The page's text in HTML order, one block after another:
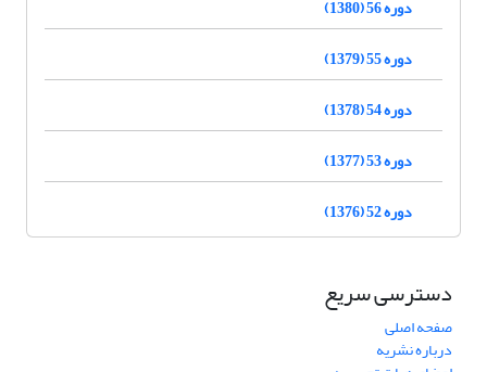
دوره 56 (1380)
دوره 55 (1379)
دوره 54 (1378)
دوره 53 (1377)
دوره 52 (1376)
دسترسی سریع
صفحه اصلی
درباره نشریه